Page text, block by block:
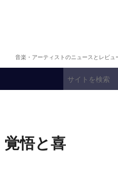
音楽・アーティストのニュースとレビュ
悟と喜